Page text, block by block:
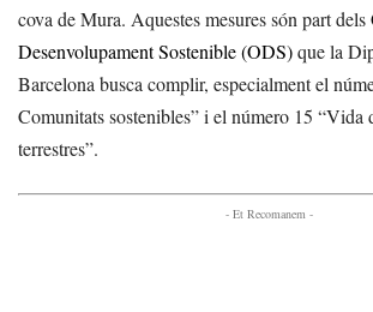
cova de Mura. Aquestes mesures són part dels
Desenvolupament Sostenible (ODS)que la
Barcelona busca complir, especialment el
Comunitats sostenibles” i el número 15 “Vida
terrestres”.
- Et Recomanem -